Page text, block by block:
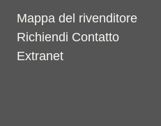
Mappa del rivenditore
Richiendi Contatto
Extranet